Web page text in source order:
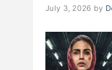
July 3, 2026 by